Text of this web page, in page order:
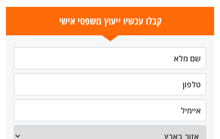
קבלו עכשיו ייעוץ משפטי אישי